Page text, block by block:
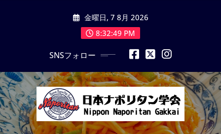
に
ス
キ
ッ
プ
金曜日, 7 8月 2026
8:32:51 PM
SNSフォロー